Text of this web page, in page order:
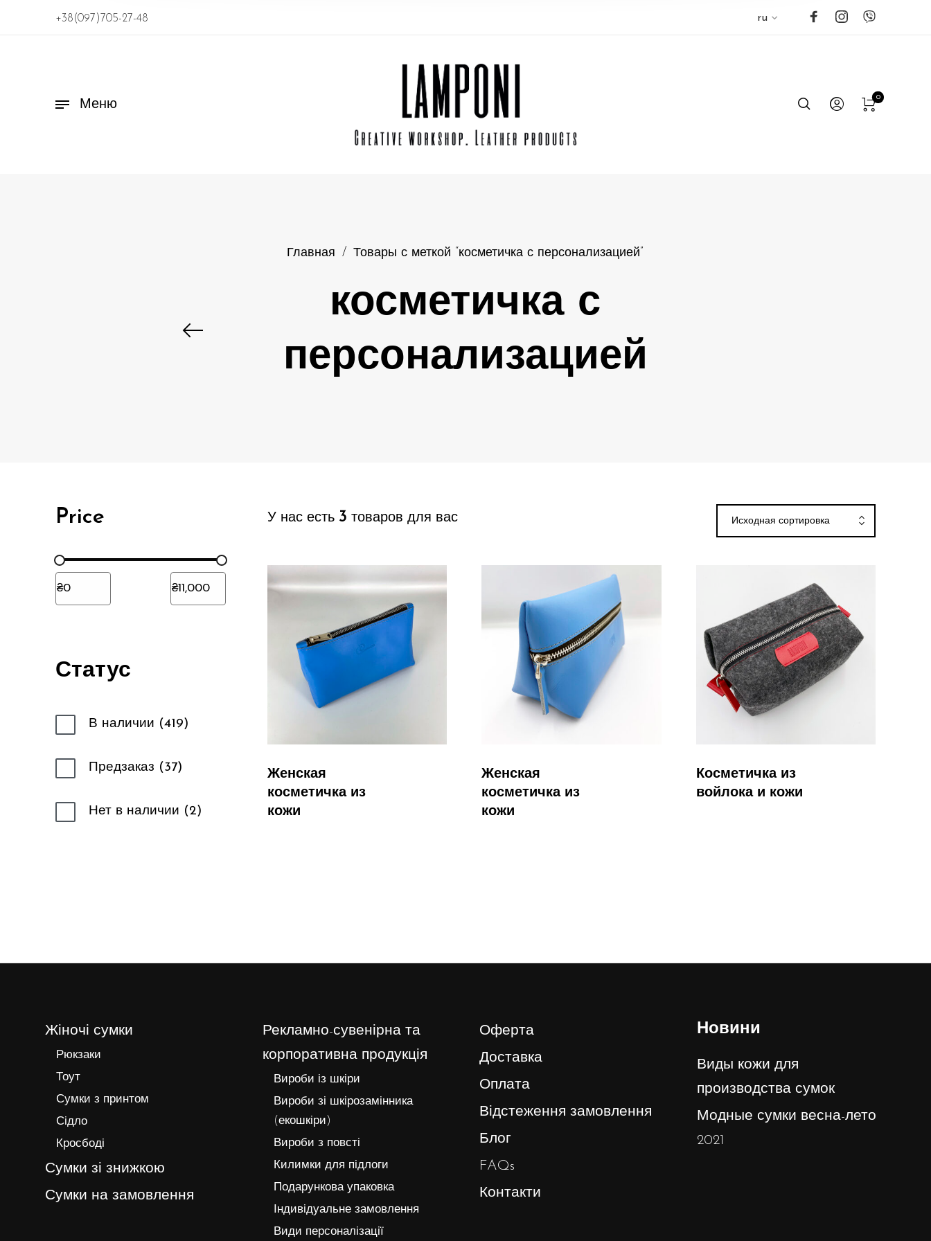
+38(097)705-27-48 ru
Меню
0
Главная / Товары с меткой “косметичка с персонализацией”
косметичка с
персонализацией
Price
Статус
В наличии 419
Предзаказ 37
Нет в наличии 2
У нас есть 3 товаров для вас Исходная сортировка
Женская
косметичка из
кожи
Женская
косметичка из
кожи
Косметичка из
войлока и кожи
Жіночі сумки
Рюкзаки
Тоут
Сумки з принтом
Сідло
Кросбоді
Сумки зі знижкою
Сумки на замовлення
Рекламно-сувенірна та
корпоративна продукція
Вироби із шкіри
Вироби зі шкірозамінника
(екошкіри)
Вироби з повсті
Килимки для підлоги
Подарункова упаковка
Індивідуальне замовлення
Види персоналізації
Оферта
Доставка
Оплата
Відстеження замовлення
Блог
FAQs
Контакти
Новини
Виды кожи для
производства сумок
Модные сумки весна-лето
2021